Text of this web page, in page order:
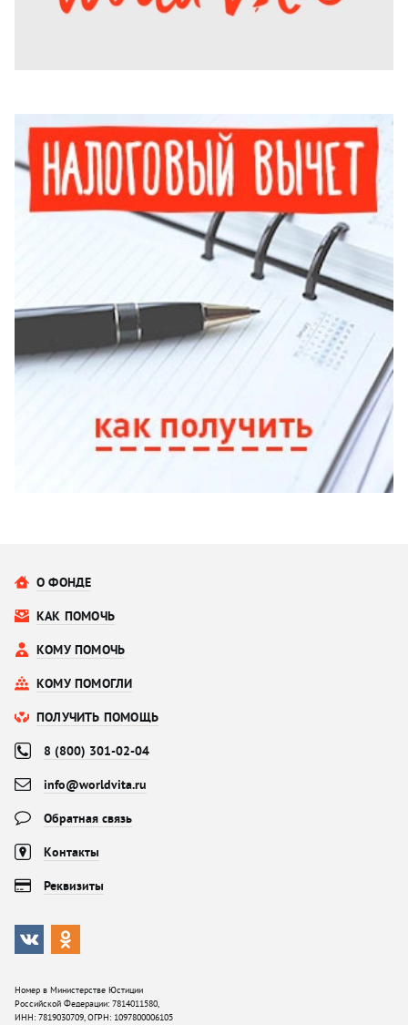
О ФОНДЕ
КАК ПОМОЧЬ
КОМУ ПОМОЧЬ
КОМУ ПОМОГЛИ
ПОЛУЧИТЬ ПОМОЩЬ
8 (800) 301-02-04
info@worldvita.ru
Обратная связь
Контакты
Реквизиты
Номер в Министерстве Юстиции
Российской Федерации: 7814011580,
ИНН: 7819030709, ОГРН: 1097800006105